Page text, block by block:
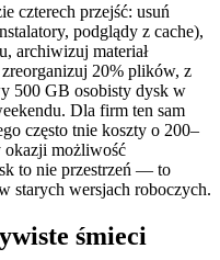
czterech przejść: usuń
podglądy z cache),
archiwizuj materiał
20% plików, z
500 GB osobisty dysk w
Dla firm ten sam
często tnie koszty o 200–
okazji możliwość
to nie przestrzeń — to
starych wersjach roboczych.
śmieci